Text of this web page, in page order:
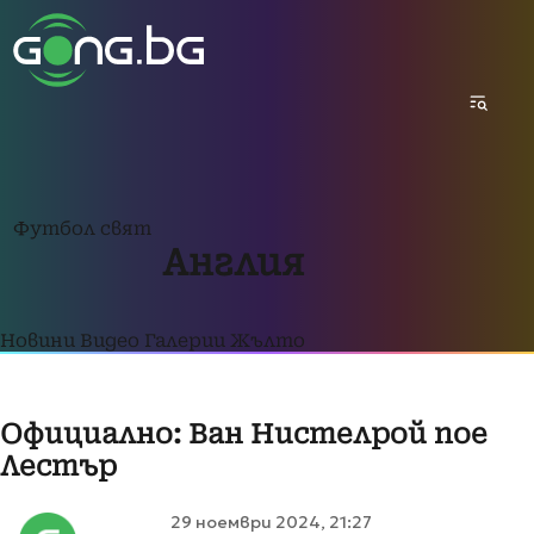
Футбол свят
Англия
Новини Видео Галерии Жълто
Официално: Ван Нистелрой пое
Лестър
29 ноември 2024, 21:27